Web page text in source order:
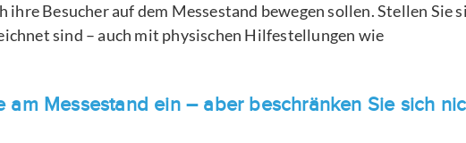
ihre Besucher auf dem Messestand bewegen sollen. Stellen Sie
sind – auch mit physischen Hilfestellungen wie
am Messestand ein – aber beschränken Sie sich